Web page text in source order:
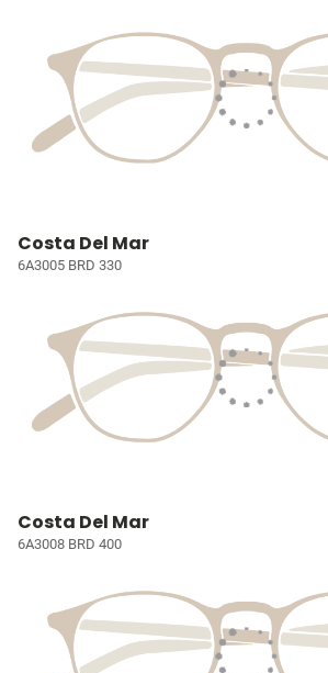
Costa Del Mar
6A3005 BRD 330
Costa Del Mar
6A3008 BRD 400